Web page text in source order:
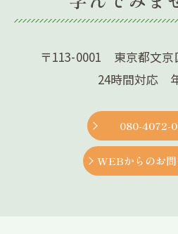
〒113-0001 東京都文京
24時間対応
080-4072-
WEBからのお